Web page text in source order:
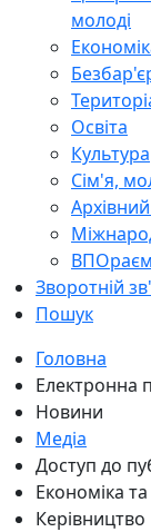
молоді
Освіта
Культура
Сім'я,
Архівний
Зворотній
Пошук
Головна
Електронна
Новини
Медіа
Доступ до
Економіка
Керівництво